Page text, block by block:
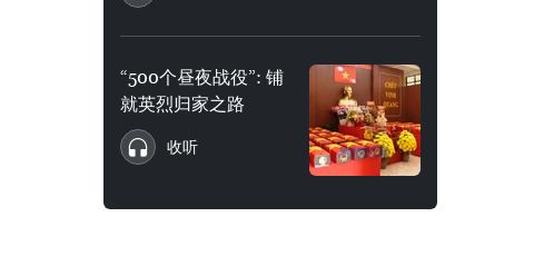
“500个昼夜战役”: 铺
就英烈归家之路
收听